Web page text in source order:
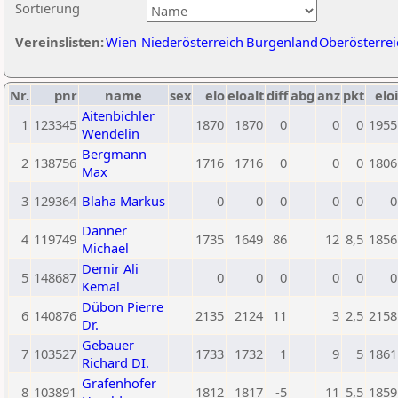
Sortierung
Vereinslisten:Wien Niederösterreich Burgenland
Nr. pnr name sex eloeloaltdiffabg anz pkt eloi
1 123345 Aitenbichler
Wendelin
1870 1870 0 0 0 1955
2 138756 Bergmann
Max
1716 1716 0 0 0 1806
3 129364 Blaha Markus 0 0 0 0 0 0
4 119749 Danner
Michael
1735 1649 86 12 8,5 1856
5 148687 Demir Ali
Kemal
0 0 0 0 0 0
6 140876 Dübon Pierre
Dr.
2135 2124 11 3 2,5 2158
7 103527 Gebauer
Richard DI.
1733 1732 1 9 5 1861
8 103891 Grafenhofer
1812 1817 -5 11 5,5 1859